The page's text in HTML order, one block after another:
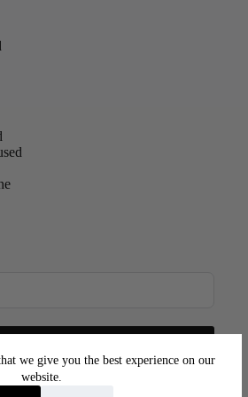
we give you the best experience on our
website.
saa esimesena teada uutest